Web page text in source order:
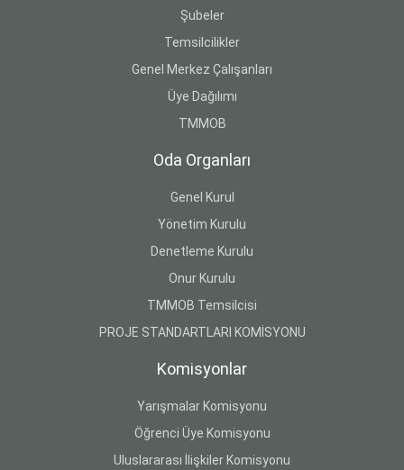
Şubeler
Temsilcilikler
Genel Merkez Çalışanları
Üye Dağılımı
TMMOB
Oda Organları
Genel Kurul
Yönetim Kurulu
Denetleme Kurulu
Onur Kurulu
TMMOB Temsilcisi
PROJE STANDARTLARI KOMİSYONU
Komisyonlar
Yarışmalar Komisyonu
Öğrenci Üye Komisyonu
Uluslararası İlişkiler Komisyonu